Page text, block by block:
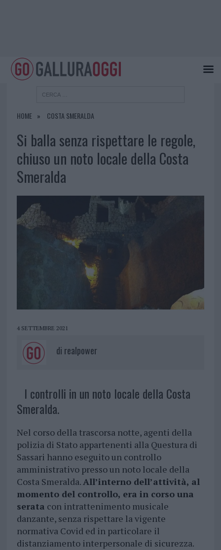
HOME COSTA SMERALDA
Si balla senza rispettare le regole,
chiuso un noto locale della Costa
Smeralda
4 SETTEMBRE 2021
di realpower
I controlli in un noto locale della Costa
Smeralda.
Nel corso della trascorsa notte, agenti della
polizia di Stato appartenenti alla Questura di
Sassari hanno eseguito un controllo
amministrativo presso un noto locale della
Costa Smeralda.All’interno dell’attività, al
momento del controllo, era in corso una
serata con intrattenimento musicale
danzante, senza rispettare la vigente
normativa Covid ed in particolare il
distanziamento interpersonale di sicurezza.